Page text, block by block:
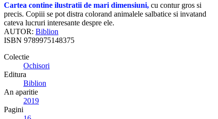
Cartea contine ilustratii de mari dimensiuni, cu contur gros si
precis. Copiii se pot distra colorand animalele salbatice si invatand
cateva lucruri interesante despre ele.
AUTOR: Biblion
ISBN 9789975148375
Colectie
Ochisori
Editura
Biblion
An aparitie
2019
Pagini